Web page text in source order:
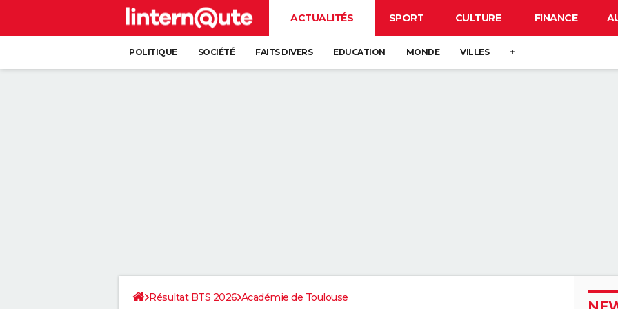
ACTUALITÉS SPORT CULTURE FINANCE
POLITIQUE SOCIÉTÉ FAITS DIVERS EDUCATION MONDE VILLES +
Résultat BTS 2026 Académie de Toulouse